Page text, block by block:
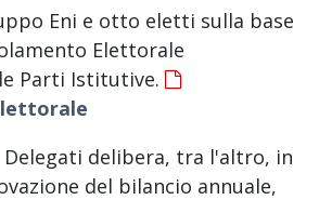
Eni e otto eletti sulla base
Elettorale
Parti Istitutive.
Delegati delibera, tra l'altro, in
del bilancio annuale,